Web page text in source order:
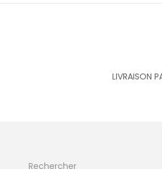
LIVRAISON
Rechercher